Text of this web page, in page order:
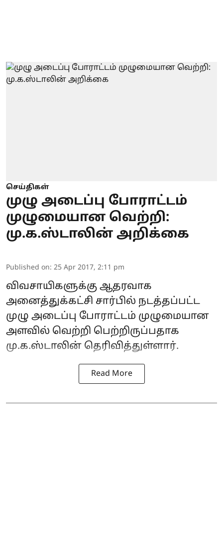
செய்திகள்
முழு அடைப்பு போராட்டம்
முழுமையான வெற்றி:
மு.க.ஸ்டாலின் அறிக்கை
Published on: 25 Apr 2017, 2:11 pm
விவசாயிகளுக்கு ஆதரவாக
அனைத்துக்கட்சி சார்பில் நடத்தப்பட்ட
முழு அடைப்பு போராட்டம் முழுமையான
அளவில் வெற்றி பெற்றிருப்பதாக
மு.க.ஸ்டாலின் தெரிவித்துள்ளார்.
Read More